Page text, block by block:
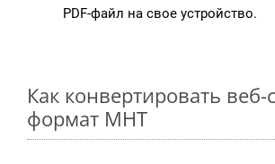
PDF-файл на свое устройство.
Как конвертировать веб-
формат MHT